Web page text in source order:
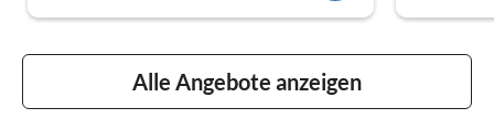
Alle Angebote anzeigen